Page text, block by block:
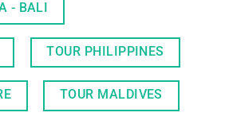
- BALI
TOUR PHILIPPINES
TOUR MALDIVES